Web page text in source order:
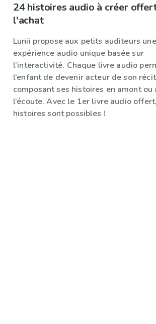
24 histoires audio à créer
l'achat
Lunii propose aux petits auditeurs une
expérience audio unique basée sur
l’interactivité. Chaque livre audio
l’enfant de devenir acteur de son
composant ses histoires en amont
l’écoute. Avec le 1er livre audio
histoires sont possibles !